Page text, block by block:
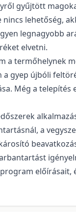
gyűjtött
lehetőség,
legnagyobb
elvetni.
a termőhelynek
gyep újbóli
Még a
a